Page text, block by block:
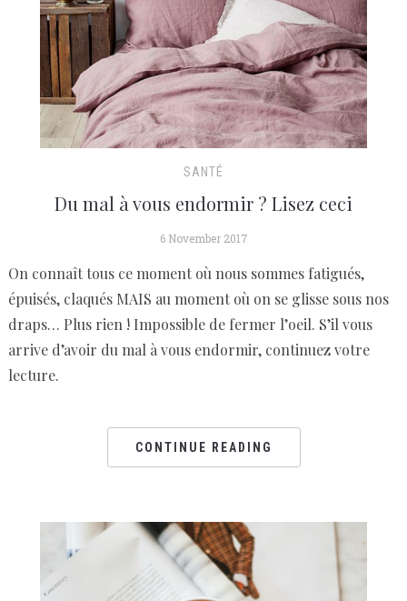
SANTÉ
Du mal à vous endormir ? Lisez ceci
6 November 2017
On connaît tous ce moment où nous sommes fatigués,
épuisés, claqués MAIS au moment où on se glisse sous nos
draps… Plus rien ! Impossible de fermer l’oeil. S’il vous
arrive d’avoir du mal à vous endormir, continuez votre
lecture.
CONTINUE READING